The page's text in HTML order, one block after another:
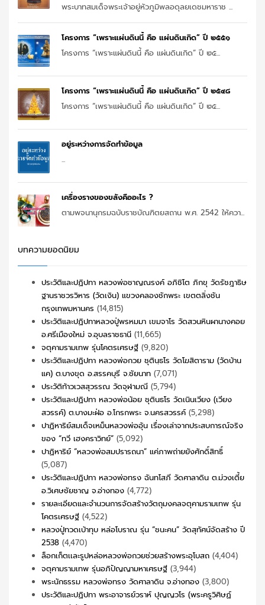
พระบาทสมเด็จพระเจ้าอยู่หัวภูมิพลอดุลยเดชมหาราช ...
โครงการ “เพราะแผ่นดินนี้ คือ แผ่นดินเกิด” ปี ๒๕๕๑
โครงการ “เพราะแผ่นดินนี้ คือ แผ่นดินเกิด” ปี ๒๕...
โครงการ “เพราะแผ่นดินนี้ คือ แผ่นดินเกิด” ปี ๒๕๔๘
โครงการ “เพราะแผ่นดินนี้ คือ แผ่นดินเกิด” ปี ๒๕...
อยู่ระหว่างการจัดทำข้อมูล
...
เครื่องรางของขลังคืออะไร ?
ตามพจนานุกรมฉบับราชบัณฑิตยสถาน พ.ศ. 2542 ให้ควา...
บทความยอดนิยม
ประวัติและปฏิปทา หลวงพ่อชาญณรงค์ อภิชิโต ภิกขุ วัดรัชฎาธิษ
ฐานราชวรวิหาร (วัดเงิน) แขวงคลองชักพระ เขตตลิ่งชัน
กรุงเทพมหานคร (14,815)
ประวัติและปฏิปทาหลวงปู่พรหมมา เขมจาโร วัดสวนหินผานางคอย
อ.ศรีเมืองใหม่ จ.อุบลราชธานี (11,665)
จตุคามรามเทพ รุ่นโคตรเศรษฐี (9,820)
ประวัติและปฏิปทา หลวงพ่อกวย ชุตินฺธโร วัดโฆสิตาราม (วัดบ้าน
แค) ต.บางขุด อ.สรรคบุรี จ.ชัยนาท (7,071)
ประวัติท้าวเวสสุวรรณ วัดจุฬามณี (5,794)
ประวัติและปฏิปทา หลวงพ่อน้อย ชุตินธโร วัดเนินเวียง (เวียง
สวรรค์) ต.บางมะฝ่อ อ.โกรกพระ จ.นครสวรรค์ (5,298)
ปาฏิหาริย์สมเด็จเหม็นหลวงพ่ออุ้น เรื่องเล่าจากประสบการณ์จริง
ของ “ทวี เฮงคราวิทย์” (5,092)
ปาฏิหาริย์ “หลวงพ่อสมปรารถนา” แค่ภาพถ่ายยังศักดิ์สิทธิ์
(5,087)
ประวัติและปฏิปทา หลวงพ่อทรง ฉันทโสภี วัดศาลาดิน ต.ม่วงเตี้ย
อ.วิเศษชัยชาญ จ.อ่างทอง (4,772)
รายละเอียดและจำนวนการจัดสร้างวัตถุมงคลจตุคามรามเทพ รุ่น
โคตรเศรษฐี (4,522)
หลวงปู่ทวดเบ้าทุบ หล่อโบราณ รุ่น “ชนะคน” วัดสุทัศน์จัดสร้าง ปี
2538 (4,470)
ล็อกเก็ตเเละรูปหล่อหลวงพ่อกวยช่วยสร้างพระอุโบสถ (4,404)
จตุคามรามเทพ รุ่นอภิปัญญามหาเศรษฐี (3,944)
พระนักธรรม หลวงพ่อทรง วัดศาลาดิน จ.อ่างทอง (3,800)
ประวัติและปฏิปทา พระอาจารย์วราห์ ปุญญวโร (พระครูวิศิษฏ์